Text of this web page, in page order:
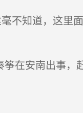
不知道，这里
在安南出事，